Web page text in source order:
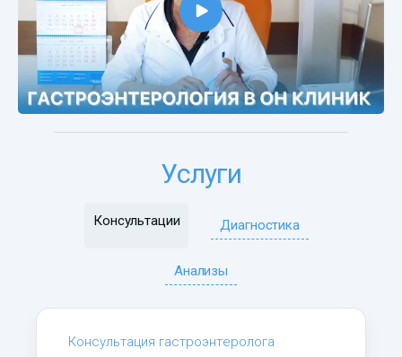
Услуги
Консультации Диагностика
Анализы
Консультация гастроэнтеролога